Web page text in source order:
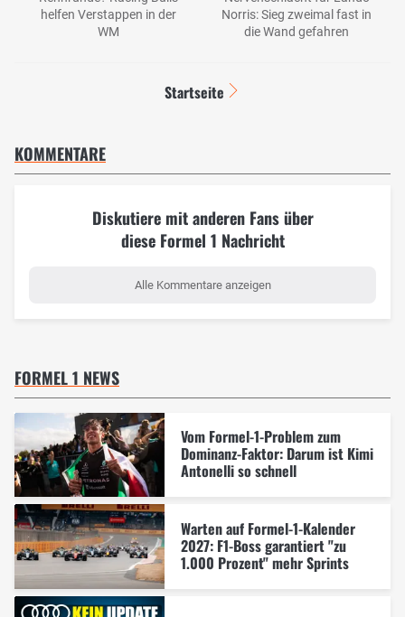
helfen Verstappen in der
WM
Norris: Sieg zweimal fast in
die Wand gefahren
Startseite
KOMMENTARE
Diskutiere mit anderen Fans über
diese Formel 1 Nachricht
Alle Kommentare anzeigen
FORMEL 1 NEWS
Vom Formel-1-Problem zum
Dominanz-Faktor: Darum ist Kimi
Antonelli so schnell
Warten auf Formel-1-Kalender
2027: F1-Boss garantiert "zu
1.000 Prozent" mehr Sprints